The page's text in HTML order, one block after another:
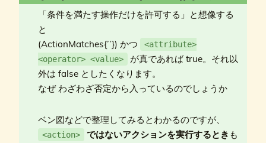
「条件を満たす操作だけを許可する」と想像する
と
(ActionMatches{’’}) かつ
<attribute>
<operator> <value>
が真であれば true。それ以
外は false としたくなります。
なぜ わざわざ否定から入っているのでしょうか
ベン図などで整理してみるとわかるのですが、
<action> ではないアクションを実行するとき も